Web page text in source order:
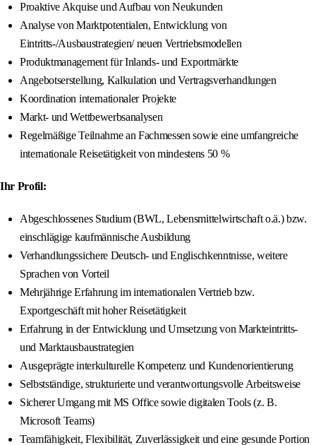
Proaktive Akquise und Aufbau von Neukunden
Analyse von Marktpotentialen, Entwicklung von
Eintritts-/Ausbaustrategien/ neuen Vertriebsmodellen
Produktmanagement für Inlands- und Exportmärkte
Angebotserstellung, Kalkulation und Vertragsverhandlungen
Koordination internationaler Projekte
Markt- und Wettbewerbsanalysen
Regelmäßige Teilnahme an Fachmessen sowie eine umfangreiche
internationale Reisetätigkeit von mindestens 50 %
Ihr Profil:
Abgeschlossenes Studium (BWL, Lebensmittelwirtschaft o.ä.) bzw.
einschlägige kaufmännische Ausbildung
Verhandlungssichere Deutsch- und Englischkenntnisse, weitere
Sprachen von Vorteil
Mehrjährige Erfahrung im internationalen Vertrieb bzw.
Exportgeschäft mit hoher Reisetätigkeit
Erfahrung in der Entwicklung und Umsetzung von Markteintritts-
und Marktausbaustrategien
Ausgeprägte interkulturelle Kompetenz und Kundenorientierung
Selbstständige, strukturierte und verantwortungsvolle Arbeitsweise
Sicherer Umgang mit MS Office sowie digitalen Tools (z. B.
Microsoft Teams)
Teamfähigkeit, Flexibilität, Zuverlässigkeit und eine gesunde Portion